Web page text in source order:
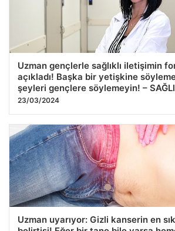
Uzman gençlerle sağlıklı iletişimin
açıkladı! Başka bir yetişkine
şeyleri gençlere söylemeyin! –
23/03/2024
Uzman uyarıyor: Gizli kanserin en